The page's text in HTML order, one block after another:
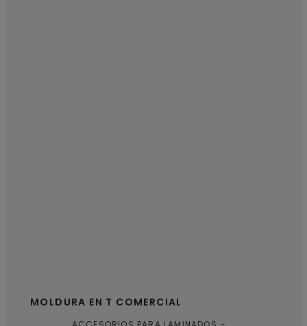
MOLDURA EN T COMERCIAL